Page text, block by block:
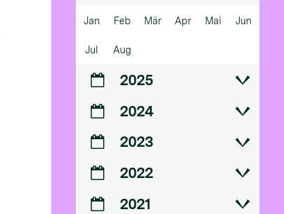
Jan Feb Mär Apr Mai Jun
Jul Aug
2025
2024
2023
2022
2021